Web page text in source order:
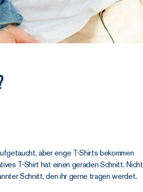
aber enge T-Shirts bekommen
T-Shirt hat einen geraden Schnitt. Nicht
Schnitt, den ihr gerne tragen werdet.